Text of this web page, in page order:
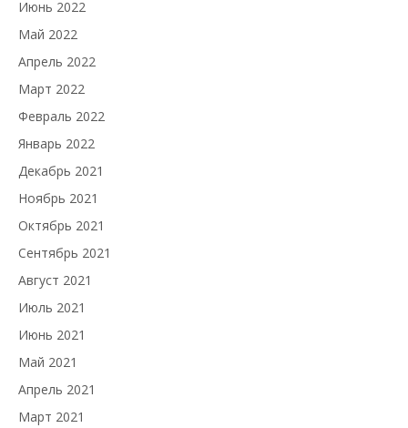
Июнь 2022
Май 2022
Апрель 2022
Март 2022
Февраль 2022
Январь 2022
Декабрь 2021
Ноябрь 2021
Октябрь 2021
Сентябрь 2021
Август 2021
Июль 2021
Июнь 2021
Май 2021
Апрель 2021
Март 2021